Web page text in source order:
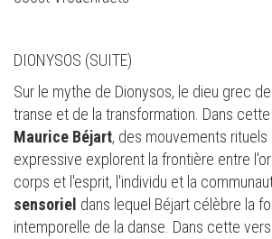
DIONYSOS (SUITE)
Sur le mythe de Dionysos, le dieu grec
transe et de la transformation. Dans cette
Maurice Béjart, des mouvements rituels
expressive explorent la frontière entre
corps et l'esprit, l'individu et la
sensoriel dans lequel Béjart célèbre la
intemporelle de la danse. Dans cette